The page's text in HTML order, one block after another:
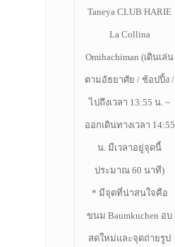
Taneya CLUB HARIE
La Collina
Omihachiman (เดินเล่น
ตามอัธยาศัย / ช้อปปิ้ง /
ไปถึงเวลา 13:55 น. ~
ออกเดินทางเวลา 14:55
น. มีเวลาอยู่จุดนี้
ประมาณ 60 นาที)
* มีจุดที่น่าสนใจคือ
ขนม Baumkuchen อบ
สดใหม่และจุดถ่ายรูป